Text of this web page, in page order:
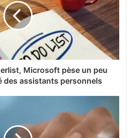
Microsoft pèse un peu
des assistants personnels